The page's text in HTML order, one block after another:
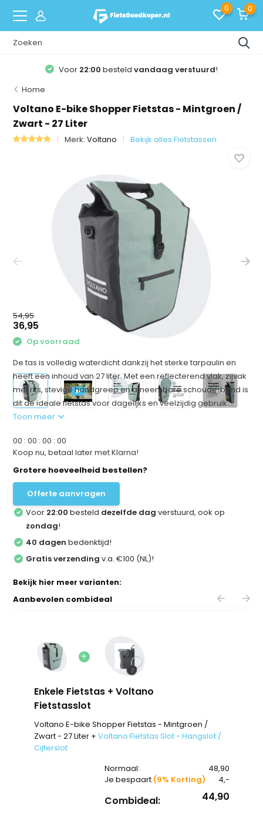
0 0
Voor 22:00 besteldvandaag verstuurd!
Home
Voltano E-bike Shopper Fietstas - Mintgroen /
Zwart - 27 Liter
Merk:Voltano Bekijk alles Fietstassen
+7
54,95
36,95
Op voorraad
De tas is volledig waterdicht dankzij het sterke tarpaulin en
heeft een inhoud van 27 liter. Met een reflecterend vlak, zijvak
met rits, stevige handgreep en afneembare schouderband is
dit de ideale fietstas voor dagelijks en veelzijdig gebruik....
Toon meer
00 :00 :00 :00
Koop nu, betaal later met Klarna!
Grotere hoeveelheid bestellen?
Offerte aanvragen
Voor 22:00 besteld dezelfde dag verstuurd, ook op
zondag!
40 dagen bedenktijd!
Gratis verzending v.a. €100 (NL)!
Bekijk hier meer varianten:
Aanbevolen combideal
Enkele Fietstas + Voltano
Fietstasslot
Voltano E-bike Shopper Fietstas - Mintgroen /
Zwart - 27 Liter + Voltano Fietstas Slot - Hangslot /
Cijferslot
Normaal:
48,90
Je bespaart (9% Korting) 4,-
Combideal: 44,90